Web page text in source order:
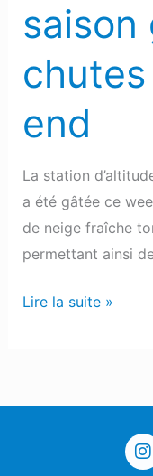
saison
end
La station
a été gâtée ce
de neige fraîche
permettant ainsi
end
Lire la suite »
I
n